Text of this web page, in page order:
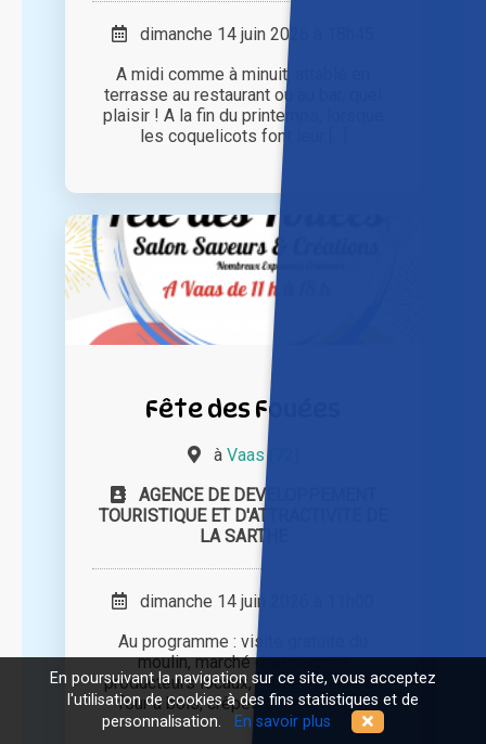
dimanche 14 juin 2026 à 18h45
A midi comme à minuit, attablé en
terrasse au restaurant ou au bar, quel
plaisir ! A la fin du printemps, lorsque
les coquelicots font leur [...]
Fête des Fouées
à Vaas (72)
AGENCE DE DEVELOPPEMENT
TOURISTIQUE ET D'ATTRACTIVITE DE
LA SARTHE
dimanche 14 juin 2026 à 11h00
Au programme : visite gratuite du
moulin, marché d'artisans et
producteurs locaux, fouées cuites au
four à bois, crêpes et buvette, [...]
En poursuivant la navigation sur ce site, vous acceptez
l'utilisation de cookies à des fins statistiques et de
personnalisation.
En savoir plus